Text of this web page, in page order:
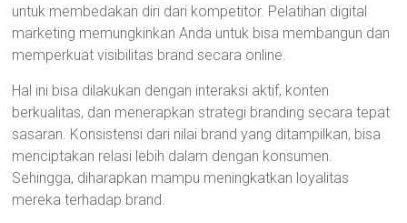
untuk membedakan diri dari kompetitor. Pelatihan digital
marketing memungkinkan Anda untuk bisa membangun dan
memperkuat visibilitas brand secara online.
Hal ini bisa dilakukan dengan interaksi aktif, konten
berkualitas, dan menerapkan strategi branding secara tepat
sasaran. Konsistensi dari nilai brand yang ditampilkan, bisa
menciptakan relasi lebih dalam dengan konsumen.
Sehingga, diharapkan mampu meningkatkan loyalitas
mereka terhadap brand.